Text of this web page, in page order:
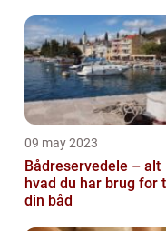
09 may 2023
Bådreservedele – alt
hvad du har brug for
din båd